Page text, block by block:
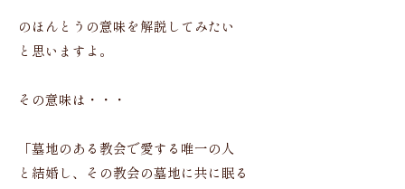
のほんとうの意味を解説してみたい
と思いますよ。
その意味は・・・
「墓地のある教会で愛する唯一の人
と結婚し、その教会の墓地に共に眠る